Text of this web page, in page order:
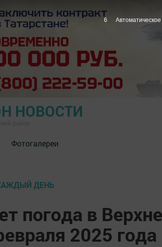
НОВОСТИ
Фотогалереи
ДЕНЬ
погода в
2025 года
5